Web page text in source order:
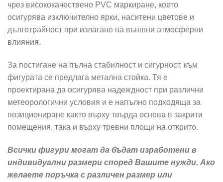
чрез висококачествено PVC маркиране, което
осигурява изключително ярки, наситени цветове и
дълготрайност при излагане на външни атмосферни
влияния.
За постигане на пълна стабилност и сигурност, към
фигурата се предлага метална стойка. Тя е
проектирана да осигурява надеждност при различни
метеорологични условия и е напълно подходяща за
позициониране както върху твърда основа в закрити
помещения, така и върху тревни площи на открито.
Всички фигури могат да бъдат изработени в
индивидуални размери според Вашите нужди. Ако
желаете поръчка с различен размер или